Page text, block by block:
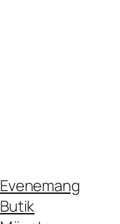
Evenemang
Butik